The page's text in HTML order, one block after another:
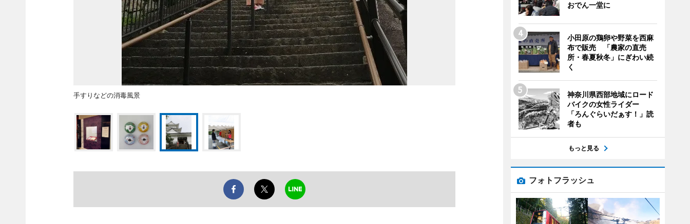
手すりなどの消毒風景
おでん一堂に
小田原の鶏卵や野菜を西麻
布で販売 「農家の直売
所・春夏秋冬」にぎわい続
く
神奈川県西部地域にロード
バイクの女性ライダー
「ろんぐらいだぁす！」読
者も
もっと見る
フォトフラッシュ